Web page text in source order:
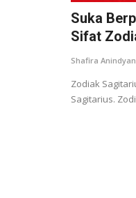
Suka
Sifat
Shafira
Zodiak
Sagitarius.